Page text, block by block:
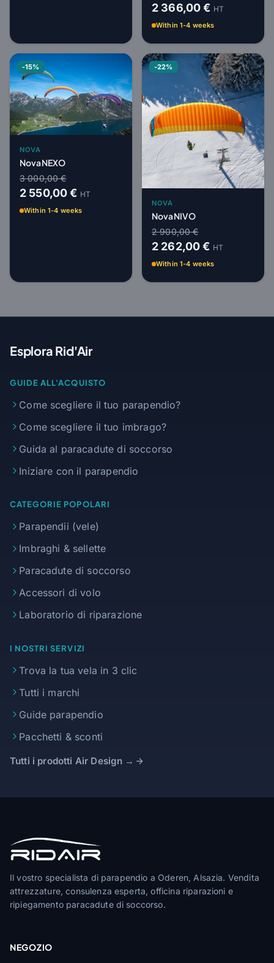
2 366,00 € HT
Within 1-4 weeks
-15%
NOVA
Nova NEXO
3 000,00 €
2 550,00 € HT
Within 1-4 weeks
-22%
NOVA
Nova NIVO
2 900,00 €
2 262,00 € HT
Within 1-4 weeks
Esplora Rid'Air
GUIDE ALL'ACQUISTO
Come scegliere il tuo parapendio?
Come scegliere il tuo imbrago?
Guida al paracadute di soccorso
Iniziare con il parapendio
CATEGORIE POPOLARI
Parapendii (vele)
Imbraghi & sellette
Paracadute di soccorso
Accessori di volo
Laboratorio di riparazione
I NOSTRI SERVIZI
Trova la tua vela in 3 clic
Tutti i marchi
Guide parapendio
Pacchetti & sconti
Tutti i prodotti Air Design →
Il vostro specialista di parapendio a Oderen, Alsazia. Vendita
attrezzature, consulenza esperta, officina riparazioni e
ripiegamento paracadute di soccorso.
NEGOZIO